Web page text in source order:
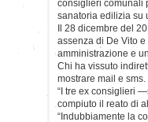
consiglieri comunali
sanatoria edilizia su
Il 28 dicembre del
assenza di De Vito
amministrazione e
Chi ha vissuto
mostrare mail e sms.
“I tre ex consiglieri
compiuto il reato di
“Indubbiamente la